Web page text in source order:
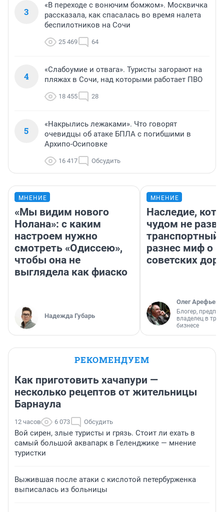
3
«В переходе с вонючим бомжом». Москвичка
рассказала, как спасалась во время налета
беспилотников на Сочи
25 469 64
4
«Слабоумие и отвага». Туристы загорают на
пляжах в Сочи, над которыми работает ПВО
18 455 28
5
«Накрылись лежаками». Что говорят
очевидцы об атаке БПЛА с погибшими в
Архипо-Осиповке
16 417 Обсудить
МНЕНИЕ
«Мы видим нового
Нолана»: с каким
настроем нужно
смотреть «Одиссею»,
чтобы она не
выглядела как фиаско
Надежда Губарь
МНЕНИЕ
Наследие,
чудом не
транспортный
разнес миф о
советских
Олег Арефьев
Блогер,
владелец в
бизнесе
РЕКОМЕНДУЕМ
Как приготовить хачапури —
несколько рецептов от жительницы
Барнаула
12 часов 6 073 Обсудить
Вой сирен, злые туристы и грязь. Стоит ли ехать в
самый большой аквапарк в Геленджике — мнение
туристки
Выжившая после атаки с кислотой петербурженка
выписалась из больницы